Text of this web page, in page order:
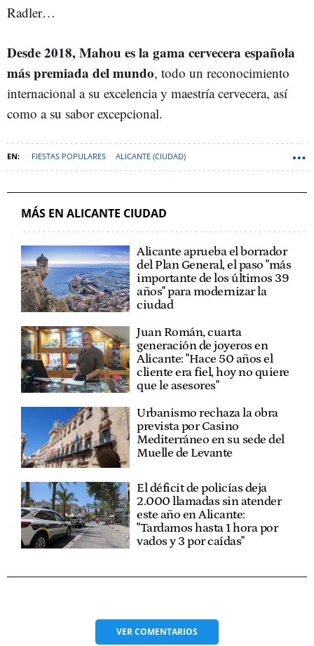
Radler…
Desde 2018, Mahou es la gama cervecera española
más premiada del mundo, todo un reconocimiento
internacional a su excelencia y maestría cervecera, así
como a su sabor excepcional.
FIESTAS POPULARES ALICANTE (CIUDAD)
ALICANTE (PROVINCIA)
MÁS EN ALICANTE CIUDAD
Alicante aprueba el borrador
del Plan General, el paso "más
importante de los últimos 39
años" para modernizar la
ciudad
Juan Román, cuarta
generación de joyeros en
Alicante: "Hace 50 años el
cliente era fiel, hoy no quiere
que le asesores"
Urbanismo rechaza la obra
prevista por Casino
Mediterráneo en su sede del
Muelle de Levante
El déficit de policías deja
2.000 llamadas sin atender
este año en Alicante:
"Tardamos hasta 1 hora por
vados y 3 por caídas"
VERCOMENTARIOS